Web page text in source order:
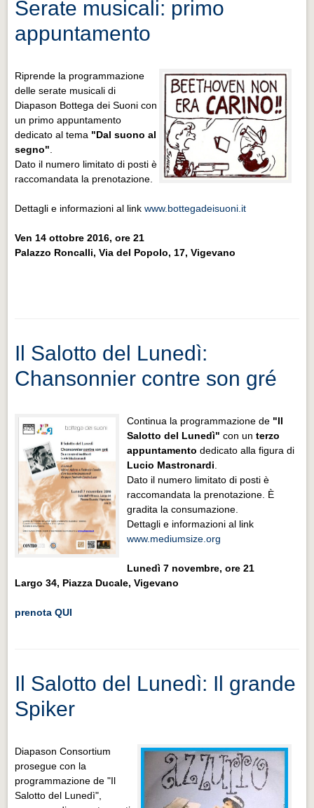
Serate musicali: primo
appuntamento
Riprende la programmazione
delle serate musicali di
Diapason Bottega dei Suoni con
un primo appuntamento
dedicato al tema "Dal suono al
segno"
Dato il numero limitato di posti è
raccomandata la prenotazione.
Dettagli e informazioni al linkwww.bottegadeisuoni.it
Ven 14 ottobre 2016, ore 21
Palazzo Roncalli, Via del Popolo, 17, Vigevano
Il Salotto del Lunedì:
Chansonnier contre son gré
Continua la programmazione de "Il
Salotto del Lunedì" con un terzo
appuntamento dedicato alla figura di
Lucio Mastronardi
Dato il numero limitato di posti è
raccomandata la prenotazione. È
gradita la consumazione.
Dettagli e informazioni al link
www.mediumsize.org
Lunedì 7 novembre, ore 21
Largo 34, Piazza Ducale, Vigevano
prenota QUI
Il Salotto del Lunedì: Il grande
Spiker
Diapason Consortium
prosegue con la
programmazione de "Il
Salotto del Lunedì",